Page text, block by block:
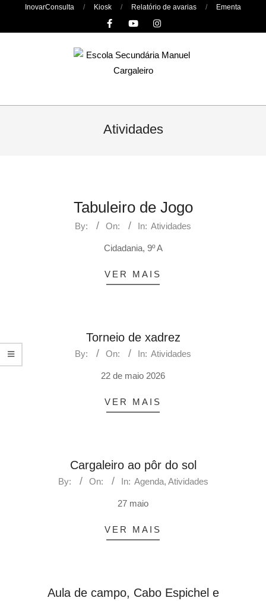
InovarConsulta Kiosk Relatório de avarias Ementa
Primary
Atividades
Tabuleiro de Jogo
By: On: In: Atividades
Cidadania, 9º A
VER MAIS
Torneio de xadrez
By: On: In: Atividades
22 de maio 2026
VER MAIS
Cargaleiro ao pôr do sol
By: On: In: Agenda, Atividades
27 maio
VER MAIS
Aula de campo, Cabo Espichel e